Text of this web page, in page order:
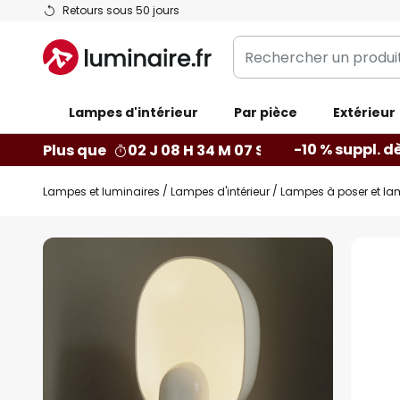
Retours sous 50 jours
Allez
contenu
Rechercher
un
catégorie...
Lampes d'intérieur Par pièce Extérieur
Plus que 02 J 08 H 34 M 06 S -10 % suppl.
Lampes et luminaires Lampes d'intérieur Lampes à poser et
Skip